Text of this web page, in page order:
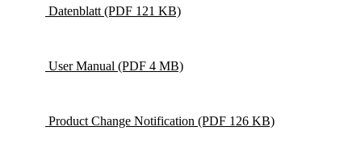
Datenblatt (PDF 121 KB)
User Manual (PDF 4 MB)
Product Change Notification (PDF 126 KB)